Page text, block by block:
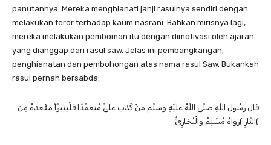
panutannya. Mereka menghianati janji rasulnya sendiri dengan
melakukan teror terhadap kaum nasrani. Bahkan mirisnya lagi,
mereka melakukan pemboman itu dengan dimotivasi oleh ajaran
yang dianggap dari rasul saw. Jelas ini pembangkangan,
penghianatan dan pembohongan atas nama rasul Saw. Bukankah
rasul pernah bersabda:
قَالَ رَسُولَ اللَّهِ صَلَّى اللَّهُ عَلَيْهِ وَسَلَّمَ مَنْ كَذَبَ عَلَىَّ مُتَعَمِّدًا فَلْيَتَبَوَّأْ مَقْعَدَهُ مِنَ
النَّارِ )رَوَاهُ مُسْلِمٌ وَالْبُخَارِىُّ(